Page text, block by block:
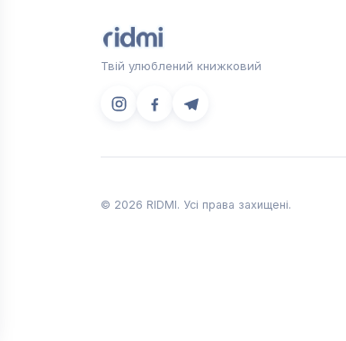
Твій улюблений книжковий
© 2026 RIDMI. Усі права захищені.